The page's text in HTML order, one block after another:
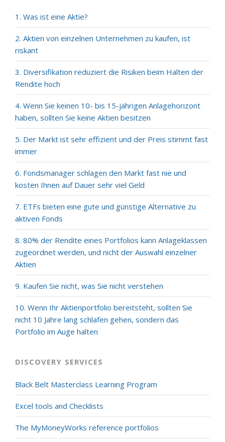
1. Was ist eine Aktie?
2. Aktien von einzelnen Unternehmen zu kaufen, ist
riskant
3. Diversifikation reduziert die Risiken beim Halten der
Rendite hoch
4. Wenn Sie keinen 10- bis 15-jährigen Anlagehorizont
haben, sollten Sie keine Aktien besitzen
5. Der Markt ist sehr effizient und der Preis stimmt fast
immer
6. Fondsmanager schlagen den Markt fast nie und
kosten Ihnen auf Dauer sehr viel Geld
7. ETFs bieten eine gute und günstige Alternative zu
aktiven Fonds
8. 80% der Rendite eines Portfolios kann Anlageklassen
zugeordnet werden, und nicht der Auswahl einzelner
Aktien
9. Kaufen Sie nicht, was Sie nicht verstehen
10. Wenn Ihr Aktienportfolio bereitsteht, sollten Sie
nicht 10 Jahre lang schlafen gehen, sondern das
Portfolio im Auge halten
DISCOVERY SERVICES
Black Belt Masterclass Learning Program
Excel tools and Checklists
The MyMoneyWorks reference portfolios